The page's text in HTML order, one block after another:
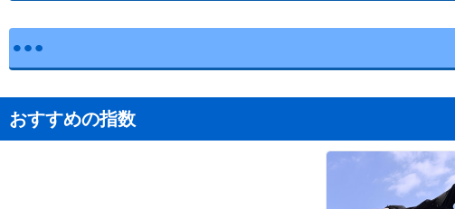
おすすめの指数